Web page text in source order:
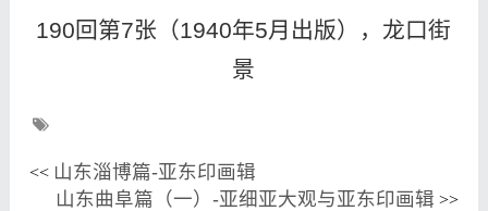
190回第7张（1940年5月出版），龙口街
景
<< 山东淄博篇-亚东印画辑
山东曲阜篇（一）-亚细亚大观与亚东印画辑 >>